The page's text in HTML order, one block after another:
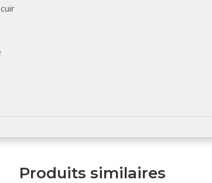
Produits similaires